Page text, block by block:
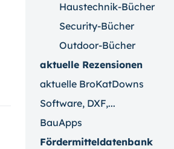
Haustechnik-Bücher
Security-Bücher
Outdoor-Bücher
aktuelle Rezensionen
aktuelle BroKatDowns
Software, DXF,...
BauApps
Fördermitteldatenbank